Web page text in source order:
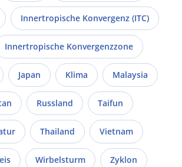
Innertropische Konvergenz (ITC)
Innertropische Konvergenzzone
Japan Klima Malaysia
Russland Taifun
Thailand Vietnam
Wirbelsturm Zyklon